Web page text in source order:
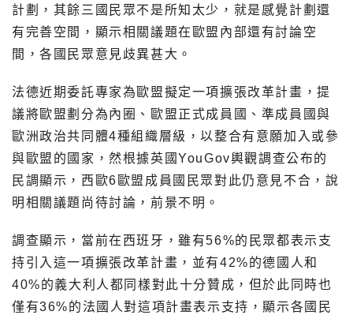
計劃，其餘三國民眾不是所知太少，就是感覺計劃還
有完善空間，顯示相關議題在歐盟內部還有討論空
間，各國民眾意見歧異甚大。
法德近期委託專家為歐盟擬定一項擴張改革計畫，提
議將歐盟劃分為內圈、歐盟正式成員國、準成員國與
歐洲政治共同體4種組織層級，以整合有意願加入或參
與歐盟的國家，然根據英國YouGov輿觀調查公布的
民調顯示，西歐6歐盟成員國民眾對此仍意見不合，說
明相關議題尚待討論，前景不明。
調查顯示，當前在西班牙，雖有56%的民眾都表示支
持引入這一項擴張改革計畫，並有42%的德國人和
40%的義大利人都同樣對此十分贊成，但於此同時也
僅有36%的法國人對這項計畫表示支持，顯示各國民